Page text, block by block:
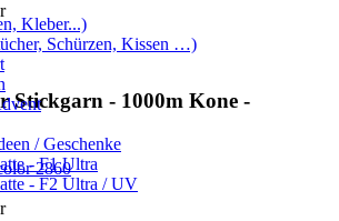
- 1000m Kone -
Kleber...)
Schürzen, Kissen …)
/ Geschenke
- F1 Ultra
- F2 Ultra / UV